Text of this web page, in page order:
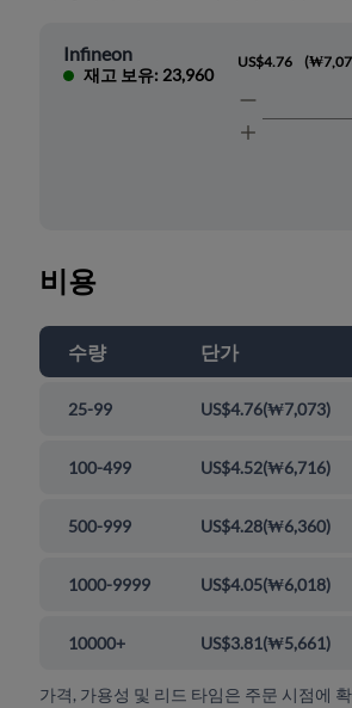
Infineon
재고 보유: 23,960
US$4.76 (
비용
수량 단가
25-99 US$4.76(₩7,073)
100-499 US$4.52(₩6,716)
500-999 US$4.28(₩6,360)
1000-9999 US$4.05(₩6,018)
10000+ US$3.81(₩5,661)
가격, 가용성 및 리드 타임은 주문 시점에